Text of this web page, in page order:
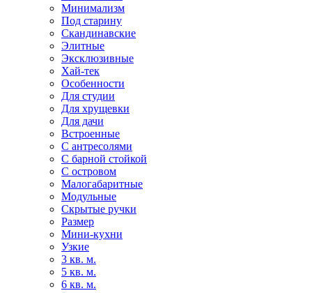
Минимализм
Под старину
Скандинавские
Элитные
Эксклюзивные
Хай-тек
Особенности
Для студии
Для хрущевки
Для дачи
Встроенные
С антресолями
С барной стойкой
С островом
Малогабаритные
Модульные
Скрытые ручки
Размер
Мини-кухни
Узкие
3 кв. м.
5 кв. м.
6 кв. м.